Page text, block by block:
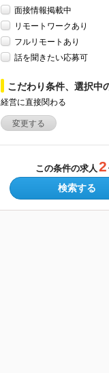
面接情報掲載中
リモートワークあり
フルリモートあり
話を聞きたい応募可
こだわり条件、選択中
経営に直接関わる
変更する
この条件の求人 2
検索する